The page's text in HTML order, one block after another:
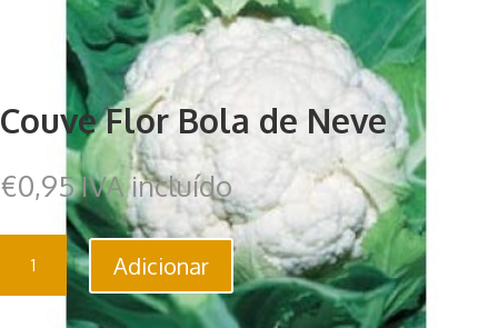
Couve Flor Bola de Neve
€0,95IVA incluído
Quantidade
Adicionar